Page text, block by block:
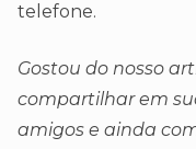
telefone.
Gostou do nosso
compartilhar em
amigos e ainda